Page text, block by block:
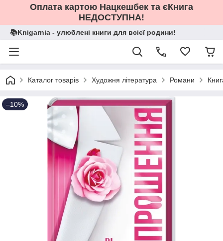
Оплата картою Нацкешбек та єКнига
НЕДОСТУПНА!
📚Knigarnia - улюблені книги для всієї родини!
Каталог товарів Художня література Романи
–10%